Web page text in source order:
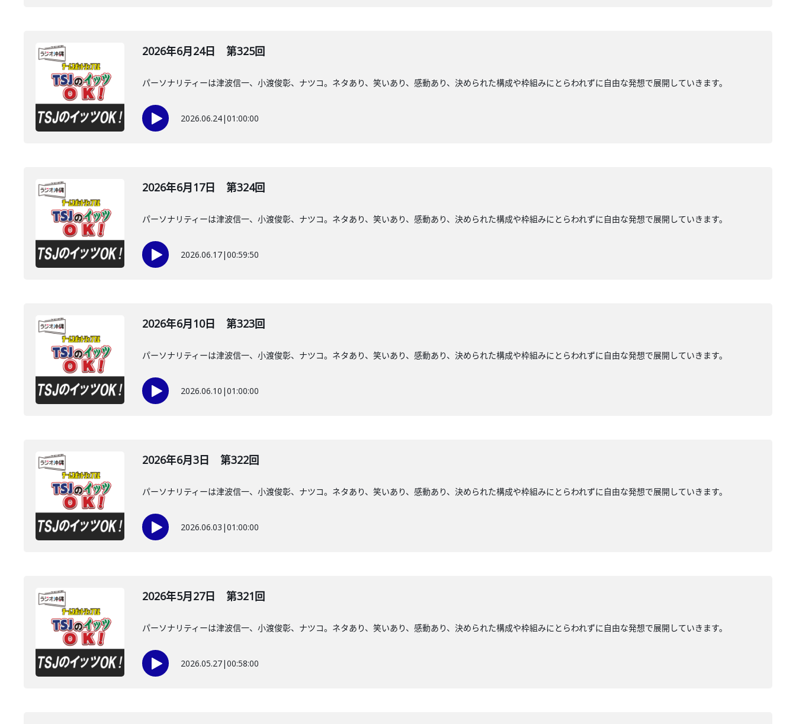
2026年6月24日 第325回
パーソナリティーは津波信一、小渡俊彰、ナツコ。ネタあり、笑いあり、感動あり、決められた構成や枠組みにとらわれずに自由な発想で展開していきます。
2026.06.24|01:00:00
2026年6月17日 第324回
パーソナリティーは津波信一、小渡俊彰、ナツコ。ネタあり、笑いあり、感動あり、決められた構成や枠組みにとらわれずに自由な発想で展開していきます。
2026.06.17|00:59:50
2026年6月10日 第323回
パーソナリティーは津波信一、小渡俊彰、ナツコ。ネタあり、笑いあり、感動あり、決められた構成や枠組みにとらわれずに自由な発想で展開していきます。
2026.06.10 |01:00:00
2026年6月3日 第322回
パーソナリティーは津波信一、小渡俊彰、ナツコ。ネタあり、笑いあり、感動あり、決められた構成や枠組みにとらわれずに自由な発想で展開していきます。
2026.06.03 |01:00:00
2026年5月27日 第321回
パーソナリティーは津波信一、小渡俊彰、ナツコ。ネタあり、笑いあり、感動あり、決められた構成や枠組みにとらわれずに自由な発想で展開していきます。
2026.05.27|00:58:00